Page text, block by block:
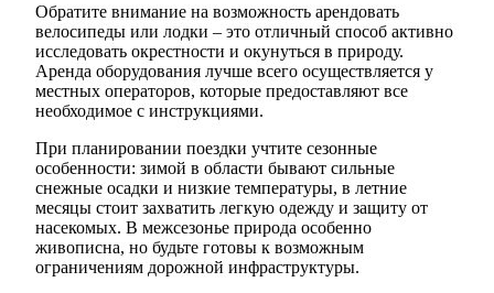
Обратите внимание на возможность арендовать
велосипеды или лодки – это отличный способ активно
исследовать окрестности и окунуться в природу.
Аренда оборудования лучше всего осуществляется у
местных операторов, которые предоставляют все
необходимое с инструкциями.
При планировании поездки учтите сезонные
особенности: зимой в области бывают сильные
снежные осадки и низкие температуры, в летние
месяцы стоит захватить легкую одежду и защиту от
насекомых. В межсезонье природа особенно
живописна, но будьте готовы к возможным
ограничениям дорожной инфраструктуры.